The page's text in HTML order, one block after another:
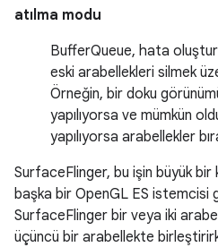
atılma modu
BufferQueue, hata
eski arabellekleri silmek
Örneğin, bir doku
yapılıyorsa ve mümkün
yapılıyorsa arabellekler
SurfaceFlinger, bu işin büyük bir
başka bir OpenGL ES istemcisi
SurfaceFlinger bir veya iki
üçüncü bir arabellekte